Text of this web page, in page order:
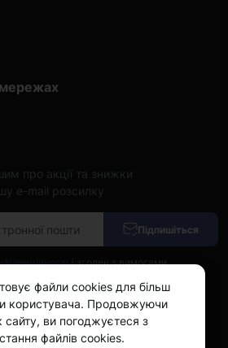
про акції та знижки
e-mail розсилку
Підпишіться
і згоден з вимогами
© 2026
файли cookies для більш
користувача. Продовжуючи
сайту, ви погоджуєтеся з
файлів cookies.